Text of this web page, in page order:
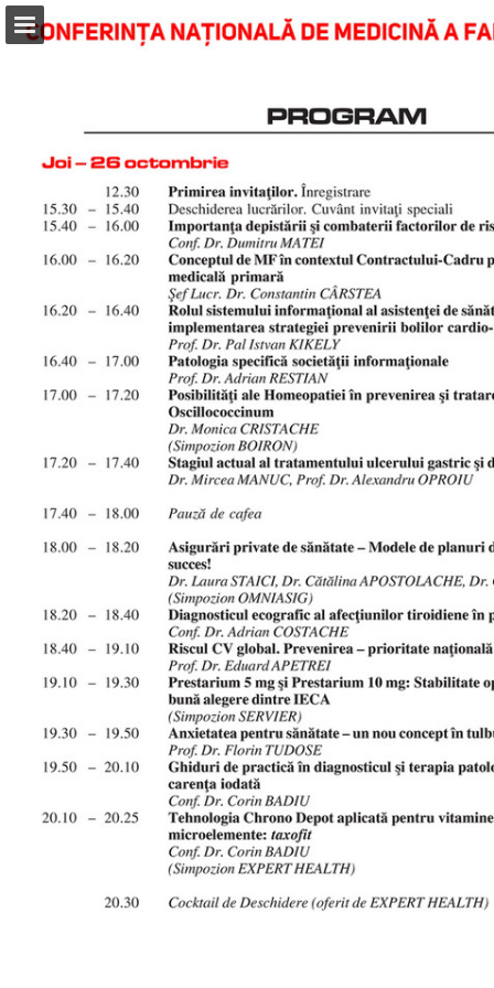
Prezentare generală pagină
Turn your PDFs into beautiful, online publications
for free.